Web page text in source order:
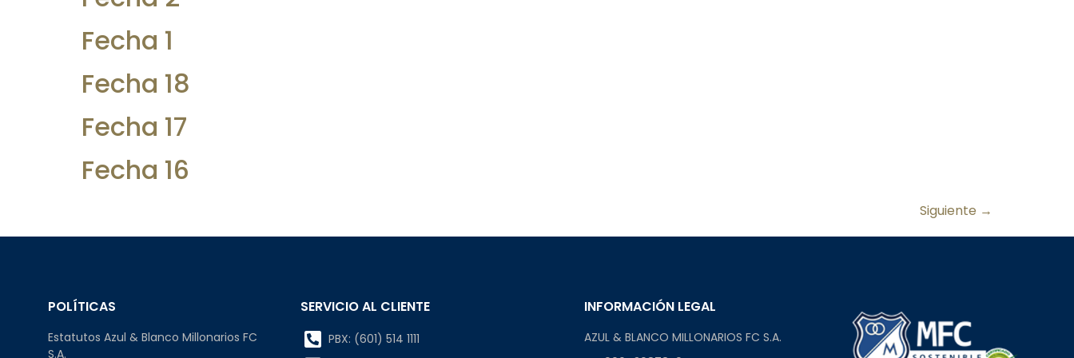
Fecha 1
Fecha 18
Fecha 17
Fecha 16
Siguiente →
POLÍTICAS
Estatutos Azul & Blanco Millonarios FC
S.A.
SERVICIO AL CLIENTE
PBX: (601) 514 1111
INFORMACIÓN LEGAL
AZUL & BLANCO MILLONARIOS FC S.A.